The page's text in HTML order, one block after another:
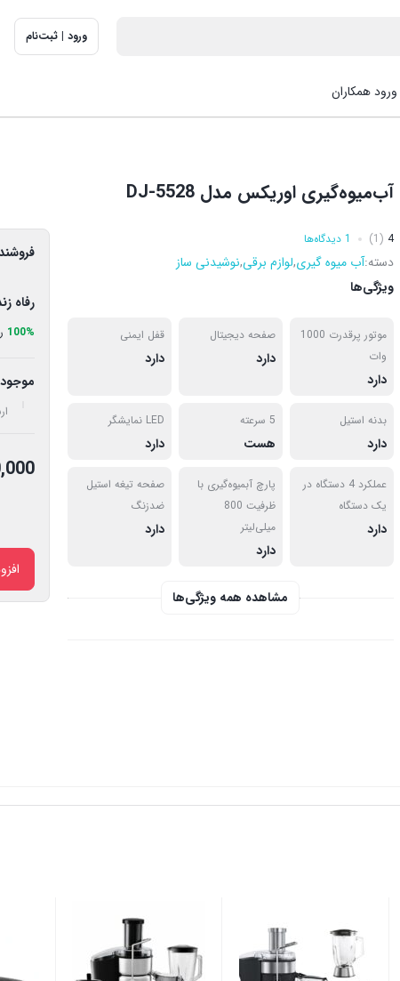
ورود | ثبت‌نام
ورود همکاران
آب‌میوه‌گیری اوریکس مدل DJ-5528
4
(1) 1 دیدگاه‌ها
دسته:آب میوه گیری,لوازم برقی,نوشیدنی ساز
ویژگی‌ها
موتور پرقدرت 1000
وات
دارد
صفحه دیجیتال
دارد
قفل ایمنی
دارد
بدنه استیل
دارد
5 سرعته
هست
LED نمایشگر
دارد
عملکرد 4 دستگاه در
یک دستگاه
دارد
پارچ آبمیوه‌گیری با
ظرفیت 800
میلی‌لیتر
دارد
صفحه تیغه استیل
ضدزنگ
دارد
مشاهده همه ویژگی‌ها
رفاه
100%
موجود